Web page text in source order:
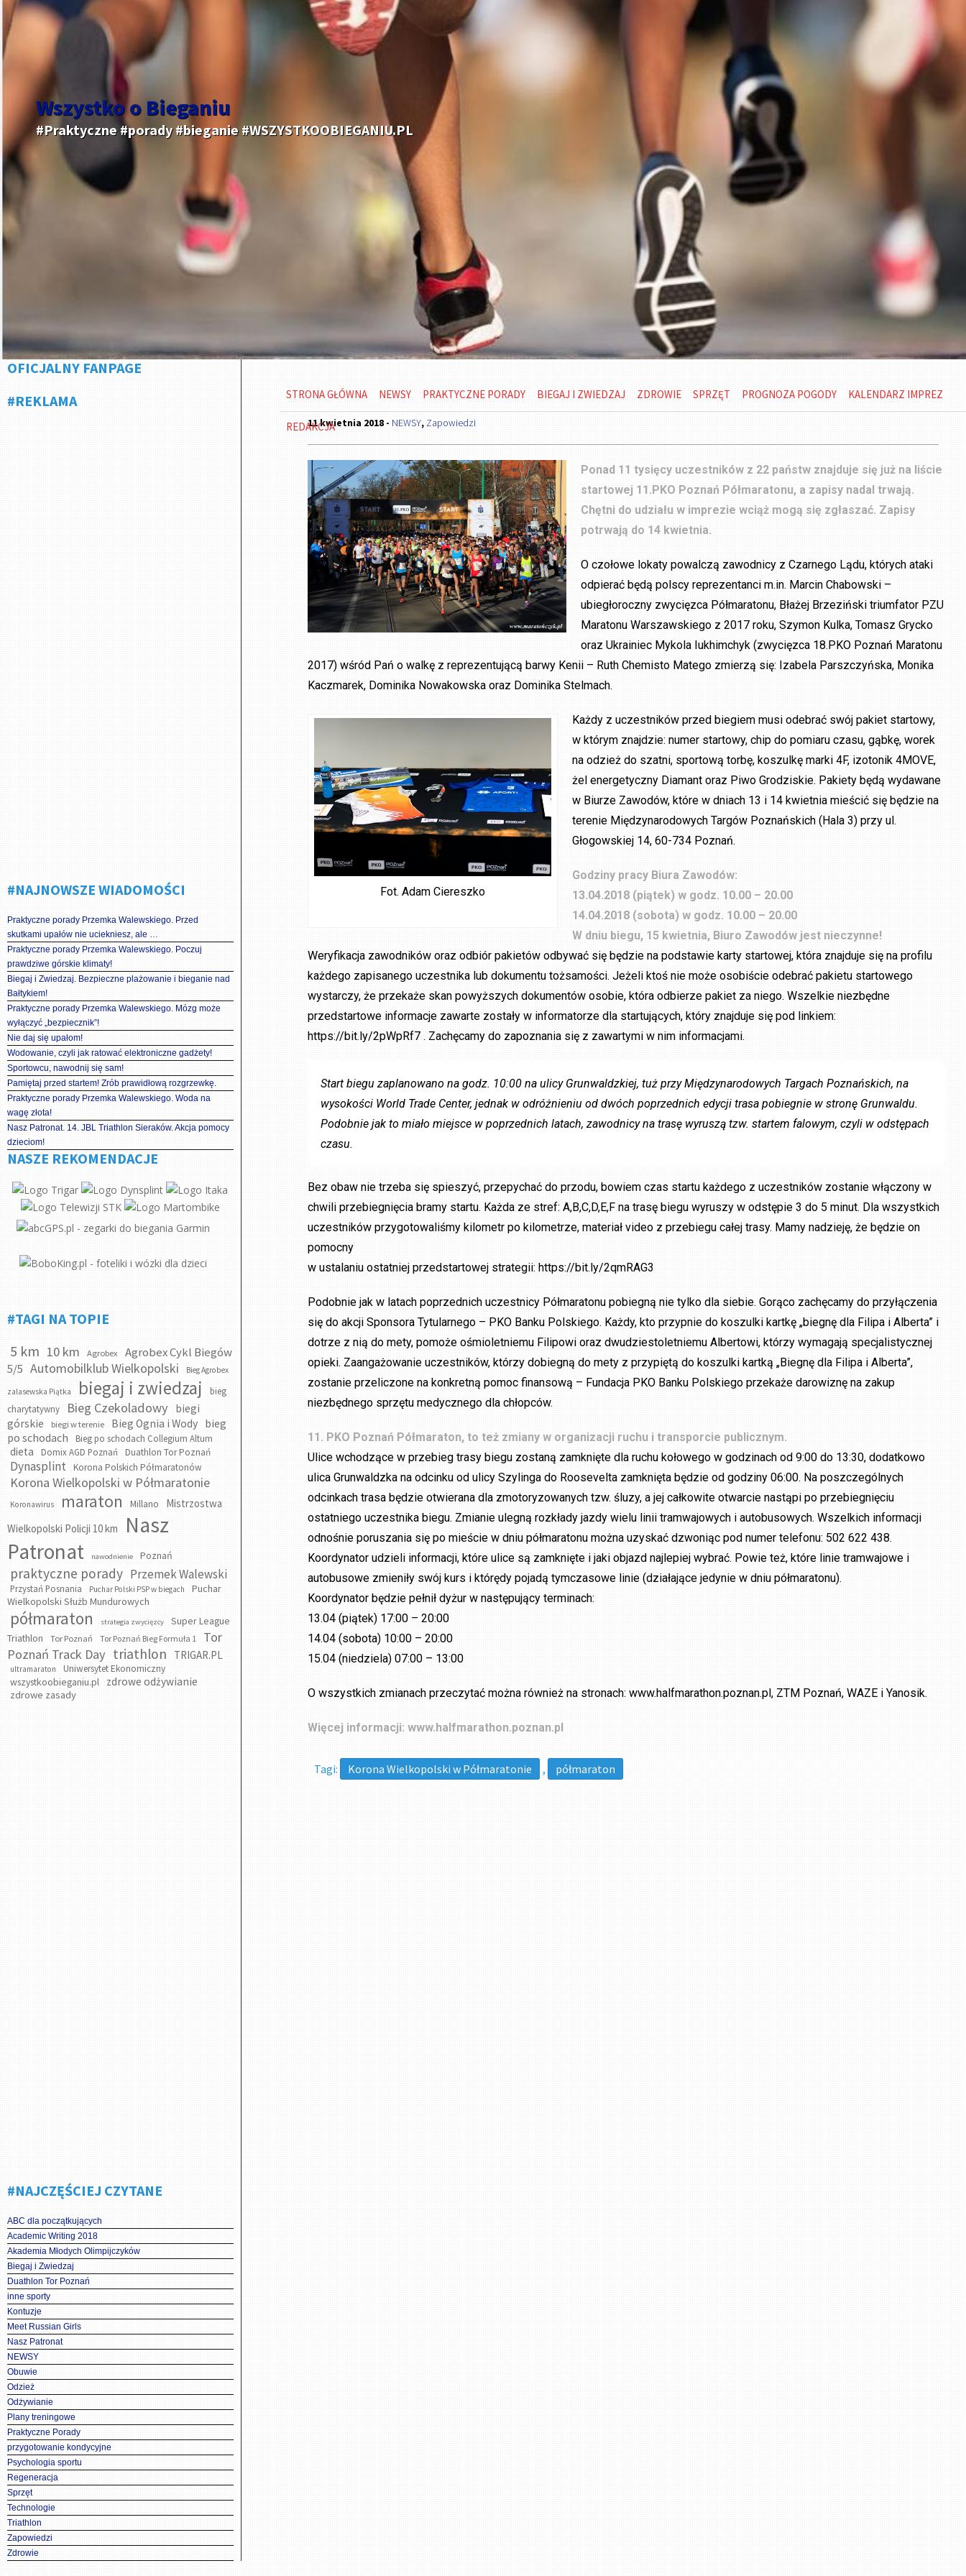
Wszystko o Bieganiu
#Praktyczne #porady #bieganie #WSZYSTKOOBIEGANIU.PL
OFICJALNY FANPAGE
#REKLAMA
#NAJNOWSZE WIADOMOŚCI
Praktyczne porady Przemka Walewskiego. Przed
skutkami upałów nie uciekniesz, ale …
Praktyczne porady Przemka Walewskiego. Poczuj
prawdziwe górskie klimaty!
Biegaj i Zwiedzaj. Bezpieczne plażowanie i bieganie nad
Bałtykiem!
Praktyczne porady Przemka Walewskiego. Mózg może
wyłączyć „bezpiecznik”!
Nie daj się upałom!
Wodowanie, czyli jak ratować elektroniczne gadżety!
Sportowcu, nawodnij się sam!
Pamiętaj przed startem! Zrób prawidłową rozgrzewkę.
Praktyczne porady Przemka Walewskiego. Woda na
wagę złota!
Nasz Patronat. 14. JBL Triathlon Sieraków. Akcja pomocy
dzieciom!
NASZE REKOMENDACJE
#TAGI NA TOPIE
5 km 10 km Agrobex
Agrobex Cykl Biegów
5/5 Automobilklub Wielkopolski Bieg Agrobex
zalasewska Piątka biegaj i zwiedzaj
bieg
charytatywny
Bieg Czekoladowy
biegi
górskie
biegi w terenie Bieg Ognia i Wody bieg
po schodach
Bieg po schodach Collegium Altum
dieta Domix AGD Poznań Duathlon Tor Poznań
Dynasplint Korona Polskich Półmaratonów
Korona Wielkopolski w Półmaratonie
Koronawirus maraton Millano
Mistrzostwa
Wielkopolski Policji 10 km
Nasz
Patronat
nawodnienie Poznań
praktyczne porady Przemek Walewski
Przystań Posnania Puchar Polski PSP w biegach
Puchar
Wielkopolski Służb Mundurowych
półmaraton strategia zwycięzcy
Super League
Triathlon
Tor Poznań Tor Poznań Bieg Formuła 1
Tor
Poznań Track Day triathlon TRIGAR.PL
ultramaraton Uniwersytet Ekonomiczny
wszystkoobieganiu.pl zdrowe odżywianie
zdrowe zasady
#NAJCZĘŚCIEJ CZYTANE
ABC dla początkujących
Academic Writing 2018
Akademia Młodych Olimpijczyków
Biegaj i Zwiedzaj
Duathlon Tor Poznań
inne sporty
Kontuzje
Meet Russian Girls
Nasz Patronat
NEWSY
Obuwie
Odzież
Odżywianie
Plany treningowe
Praktyczne Porady
przygotowanie kondycyjne
Psychologia sportu
Regeneracja
Sprzęt
Technologie
Triathlon
Zapowiedzi
Zdrowie
STRONA GŁÓWNA NEWSY PRAKTYCZNE PORADY BIEGAJ I ZWIEDZAJ ZDROWIE SPRZĘT PROGNOZA POGODY KALENDARZ IMPREZ
REDAKCJA
11 kwietnia 2018 - NEWSY, Zapowiedzi
Ponad 11 tysięcy uczestników z 22 państw znajduje się już na liście
startowej 11.PKO Poznań Półmaratonu, a zapisy nadal trwają.
Chętni do udziału w imprezie wciąż mogą się zgłaszać. Zapisy
potrwają do 14 kwietnia.
O czołowe lokaty powalczą zawodnicy z Czarnego Lądu, których ataki
odpierać będą polscy reprezentanci m.in. Marcin Chabowski –
ubiegłoroczny zwycięzca Półmaratonu, Błażej Brzeziński triumfator PZU
Maratonu Warszawskiego z 2017 roku, Szymon Kulka, Tomasz Grycko
oraz Ukrainiec Mykola Iukhimchyk (zwycięzca 18.PKO Poznań Maratonu
2017) wśród Pań o walkę z reprezentującą barwy Kenii – Ruth Chemisto Matego zmierzą się: Izabela Parszczyńska, Monika
Kaczmarek, Dominika Nowakowska oraz Dominika Stelmach.
Fot. Adam Ciereszko
Każdy z uczestników przed biegiem musi odebrać swój pakiet startowy,
w którym znajdzie: numer startowy, chip do pomiaru czasu, gąbkę, worek
na odzież do szatni, sportową torbę, koszulkę marki 4F, izotonik 4MOVE,
żel energetyczny Diamant oraz Piwo Grodziskie. Pakiety będą wydawane
w Biurze Zawodów, które w dniach 13 i 14 kwietnia mieścić się będzie na
terenie Międzynarodowych Targów Poznańskich (Hala 3) przy ul.
Głogowskiej 14, 60-734 Poznań.
Godziny pracy Biura Zawodów:
13.04.2018 (piątek) w godz. 10.00 – 20.00
14.04.2018 (sobota) w godz. 10.00 – 20.00
W dniu biegu, 15 kwietnia, Biuro Zawodów jest nieczynne!
Weryfikacja zawodników oraz odbiór pakietów odbywać się będzie na podstawie karty startowej, która znajduje się na profilu
każdego zapisanego uczestnika lub dokumentu tożsamości. Jeżeli ktoś nie może osobiście odebrać pakietu startowego
wystarczy, że przekaże skan powyższych dokumentów osobie, która odbierze pakiet za niego. Wszelkie niezbędne
przedstartowe informacje zawarte zostały w informatorze dla startujących, który znajduje się pod linkiem:
https://bit.ly/2pWpRf7 . Zachęcamy do zapoznania się z zawartymi w nim informacjami.
Start biegu zaplanowano na godz. 10:00 na ulicy Grunwaldzkiej, tuż przy Międzynarodowych Targach Poznańskich, na
wysokości World Trade Center, jednak w odróżnieniu od dwóch poprzednich edycji trasa pobiegnie w stronę Grunwaldu.
Podobnie jak to miało miejsce w poprzednich latach, zawodnicy na trasę wyruszą tzw. startem falowym, czyli w odstępach
czasu.
Bez obaw nie trzeba się spieszyć, przepychać do przodu, bowiem czas startu każdego z uczestników zostanie włączony w
chwili przebiegnięcia bramy startu. Każda ze stref: A,B,C,D,E,F na trasę biegu wyruszy w odstępie 3 do 5 minut. Dla wszystkich
uczestników przygotowaliśmy kilometr po kilometrze, materiał video z przebiegu całej trasy. Mamy nadzieję, że będzie on
pomocny
w ustalaniu ostatniej przedstartowej strategii: https://bit.ly/2qmRAG3
Podobnie jak w latach poprzednich uczestnicy Półmaratonu pobiegną nie tylko dla siebie. Gorąco zachęcamy do przyłączenia
się do akcji Sponsora Tytularnego – PKO Banku Polskiego. Każdy, kto przypnie do koszulki kartkę „biegnę dla Filipa i Alberta” i
dotrze z nią do mety, pomoże ośmioletniemu Filipowi oraz dwudziestoletniemu Albertowi, którzy wymagają specjalistycznej
opieki. Zaangażowanie uczestników, którzy dobiegną do mety z przypiętą do koszulki kartką „Biegnę dla Filipa i Alberta”,
zostanie przeliczone na konkretną pomoc finansową – Fundacja PKO Banku Polskiego przekaże darowiznę na zakup
niezbędnego sprzętu medycznego dla chłopców.
11. PKO Poznań Półmaraton, to też zmiany w organizacji ruchu i transporcie publicznym.
Ulice wchodzące w przebieg trasy biegu zostaną zamknięte dla ruchu kołowego w godzinach od 9:00 do 13:30, dodatkowo
ulica Grunwaldzka na odcinku od ulicy Szylinga do Roosevelta zamknięta będzie od godziny 06:00. Na poszczególnych
odcinkach trasa będzie otwierana dla zmotoryzowanych tzw. śluzy, a jej całkowite otwarcie nastąpi po przebiegnięciu
ostatniego uczestnika biegu. Zmianie ulegną rozkłady jazdy wielu linii tramwajowych i autobusowych. Wszelkich informacji
odnośnie poruszania się po mieście w dniu półmaratonu można uzyskać dzwoniąc pod numer telefonu: 502 622 438.
Koordynator udzieli informacji, które ulice są zamknięte i jaki objazd najlepiej wybrać. Powie też, które linie tramwajowe i
autobusowe zmieniły swój kurs i którędy pojadą tymczasowe linie (działające jedynie w dniu półmaratonu).
Koordynator będzie pełnił dyżur w następujący terminach:
13.04 (piątek) 17:00 – 20:00
14.04 (sobota) 10:00 – 20:00
15.04 (niedziela) 07:00 – 13:00
O wszystkich zmianach przeczytać można również na stronach: www.halfmarathon.poznan.pl, ZTM Poznań, WAZE i Yanosik.
Więcej informacji: www.halfmarathon.poznan.pl
Tagi: Korona Wielkopolski w Półmaratonie , półmaraton